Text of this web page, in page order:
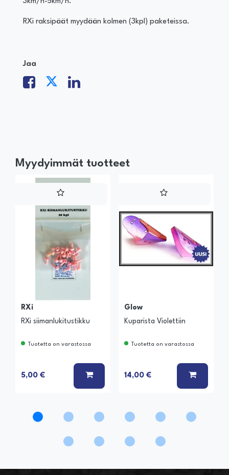
RXi raksipäät myydään kolmen (3kpl) paketeissa.
Jaa
Myydyimmät tuotteet
RXi
RXi siimanlukitustikku
Tuotetta on varastossa
5,00 € LISÄÄ KORIIN
Glow
Kuparista Violettiin
Tuotetta on varastossa
14,00 € LISÄÄ